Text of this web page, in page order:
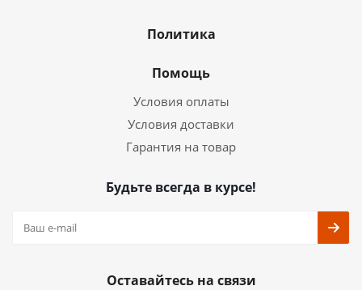
Политика
Помощь
Условия оплаты
Условия доставки
Гарантия на товар
Будьте всегда в курсе!
Оставайтесь на связи